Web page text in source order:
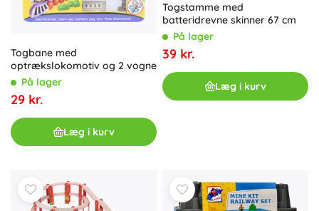
Togbane med
optrækslokomotiv og 2 vogne
På lager
29 kr.
Læg i kurv
Togstamme med
batteridrevne skinner 67 cm
På lager
39 kr.
Læg i kurv